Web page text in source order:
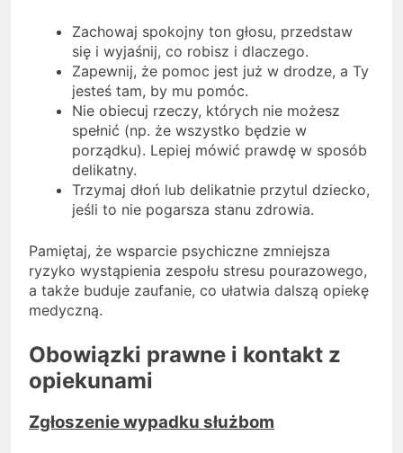
Zachowaj spokojny ton głosu, przedstaw
się i wyjaśnij, co robisz i dlaczego.
Zapewnij, że pomoc jest już w drodze, a Ty
jesteś tam, by mu pomóc.
Nie obiecuj rzeczy, których nie możesz
spełnić (np. że wszystko będzie w
porządku). Lepiej mówić prawdę w sposób
delikatny.
Trzymaj dłoń lub delikatnie przytul dziecko,
jeśli to nie pogarsza stanu zdrowia.
Pamiętaj, że wsparcie psychiczne zmniejsza
ryzyko wystąpienia zespołu stresu pourazowego,
a także buduje zaufanie, co ułatwia dalszą opiekę
medyczną.
Obowiązki prawne i kontakt z
opiekunami
Zgłoszenie wypadku służbom